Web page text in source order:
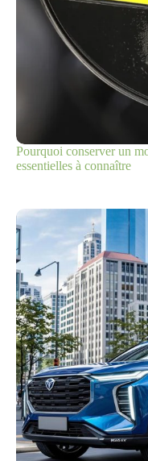
Pourquoi conserver un
essentielles à connaître